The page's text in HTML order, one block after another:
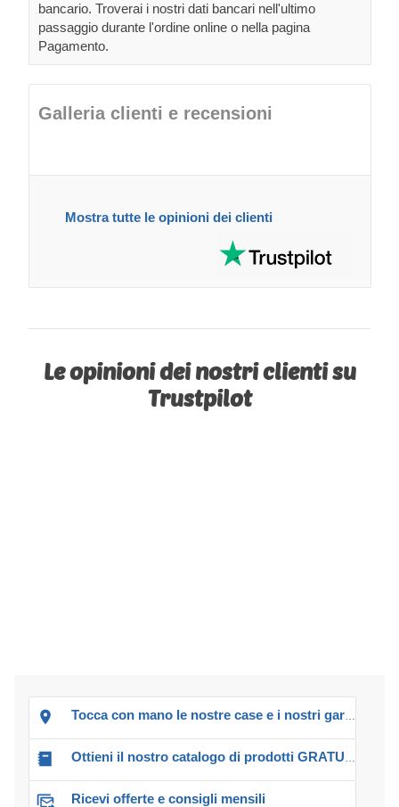
bancario. Troverai i nostri dati bancari nell'ultimo
passaggio durante l'ordine online o nella pagina
Pagamento.
Galleria clienti e recensioni
Mostra tutte le opinioni dei clienti
Le opinioni dei nostri clienti su
Trustpilot
Tocca con mano le nostre case e i nostri garage!
Ottieni il nostro catalogo di prodotti GRATUITO!
Ricevi offerte e consigli mensili